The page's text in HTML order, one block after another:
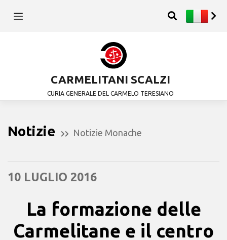
CARMELITANI SCALZI
CURIA GENERALE DEL CARMELO TERESIANO
Notizie Notizie Monache
10 LUGLIO 2016
La formazione delle
Carmelitane e il centro